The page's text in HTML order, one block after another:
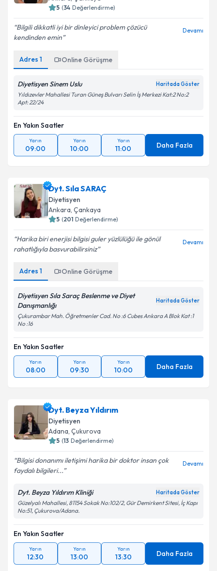
Ankara,Çankaya
( Değerlendirme)
Bilgili dikkatli iyi bir dinleyici problem çözücü
kendinden emin
Adres 1 Online Görüşme
Diyetisyen Sinem Uslu
Yıldızevler Mahallesi Turan Güneş Bulvarı Selin İş Merkezi Kat:2 No:2
Apt: 22/24
En Yakın Saatler
Yarın
09:00
Yarın
10:00
Yarın
11:00 Daha Fazla
Dyt. Sıla SARAÇ
Diyetisyen
Ankara, Çankaya
( Değerlendirme)
Harika biri enerjisi bilgisi guler yüzlülüğü ile gönül
rahatlığıyla basvurabilirsiniz
Adres 1 Online Görüşme
Diyetisyen Sıla Saraç Beslenme ve Diyet
Danışmanlığı
Çukurambar Mah. Öğretmenler Cad. No :6 Cubes Ankara A Blok Kat :1
En Yakın Saatler
Yarın
08:00
Yarın
09:30
Yarın
10:00 Daha Fazla
Dyt. Beyza Yıldırım
Diyetisyen
Adana,Çukurova
( Değerlendirme)
Bilgisi donanımı iletişimi harika bir doktor insan çok
faydalı bilgileri...
Dyt. Beyza Yıldırım Kliniği
Güzelyalı Mahallesi, 81154 Sokak No:102/2, Gür Demirkent Sitesi, İç Kapı
No:51, Çukurova/Adana.
En Yakın Saatler
Yarın
12:30
Yarın
13:00
Yarın
13:30 Daha Fazla